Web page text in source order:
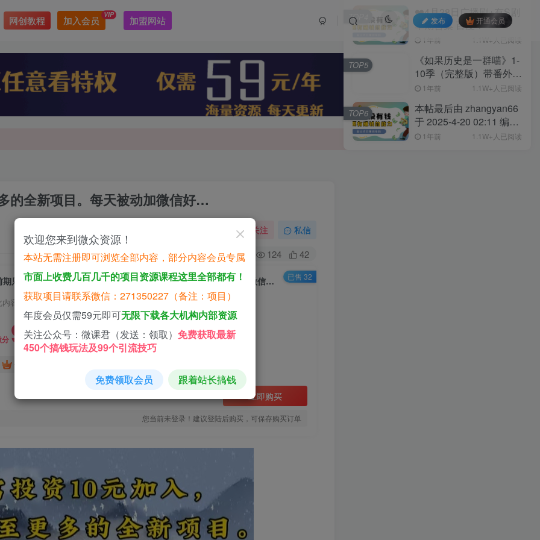
网创教程 加入会员 VIP 加盟网站 发布 开通会员
新最强网赚教程大全，小投入，大回报！
的全新项目。每天被动加微信好…
关注 私信
0 124 42
前期只需投资10元加入，日入几千甚至更多的全新项目。每天被动加微信好…
内容为付费资源，请付费后查看
分 9.9
黄金会员
立即购买
您当前未登录！建议登陆后购买，可保存购买订单
已售 32
❤️4月28日广播剧+有S剧
单期合集 百度：
1年前 1.1W+人已阅读
TOP4
《如果历史是一群喵》1-
10季（完整版）带番外篇
和MP3 链接:
1年前 1.1W+人已阅读
TOP5
本帖最后由 zhangyan66
于 2025-4-20 02:11 编辑
4月20日广播剧+有S剧单
1年前 1.1W+人已阅读
TOP6
欢迎您来到微众资源！
本站无需注册即可浏览全部内容，部分内容会员专属
市面上收费几百几千的项目资源课程这里全部都有！
获取项目请联系微信：271350227（备注：项目）
年度会员仅需59元即可无限下载各大机构内部资源
关注公众号：微课君（发送：领取） 免费获取最新
450个搞钱玩法及99个引流技巧
免费领取会员 跟着站长搞钱